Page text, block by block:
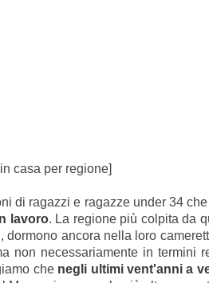
casa per regione]
di ragazzi e ragazze under 34
lavoro. La regione più colpita da
ancora nella loro
non necessariamente in termini
che negli ultimi vent'anni a